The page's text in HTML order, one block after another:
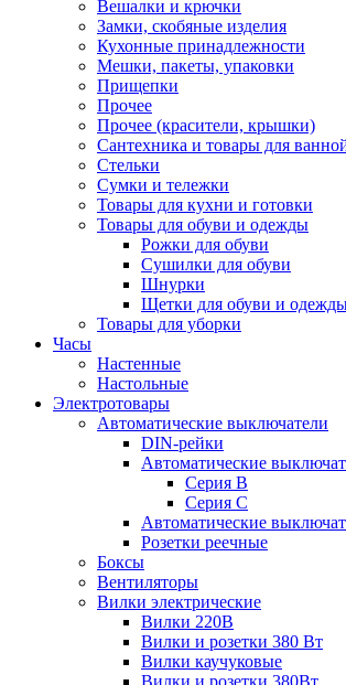
Вешалки и крючки
Замки, скобяные изделия
Кухонные принадлежности
Мешки, пакеты, упаковки
Прищепки
Прочее
Прочее (красители, крышки)
Сантехника и товары для
Стельки
Сумки и тележки
Товары для кухни и готовки
Товары для обуви и одежды
Рожки для обуви
Сушилки для обуви
Шнурки
Щетки для обуви и
Товары для уборки
Часы
Настенные
Настольные
Электротовары
Автоматические выключатели
DIN-рейки
Автоматические
Серия B
Серия С
Автоматические
Розетки реечные
Боксы
Вентиляторы
Вилки электрические
Вилки 220В
Вилки и розетки 380 Вт
Вилки каучуковые
Вилки и розетки 380Вт